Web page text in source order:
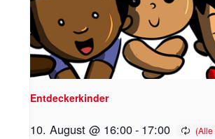
Entdeckerkinder
10. August @ 16:00- 17:00